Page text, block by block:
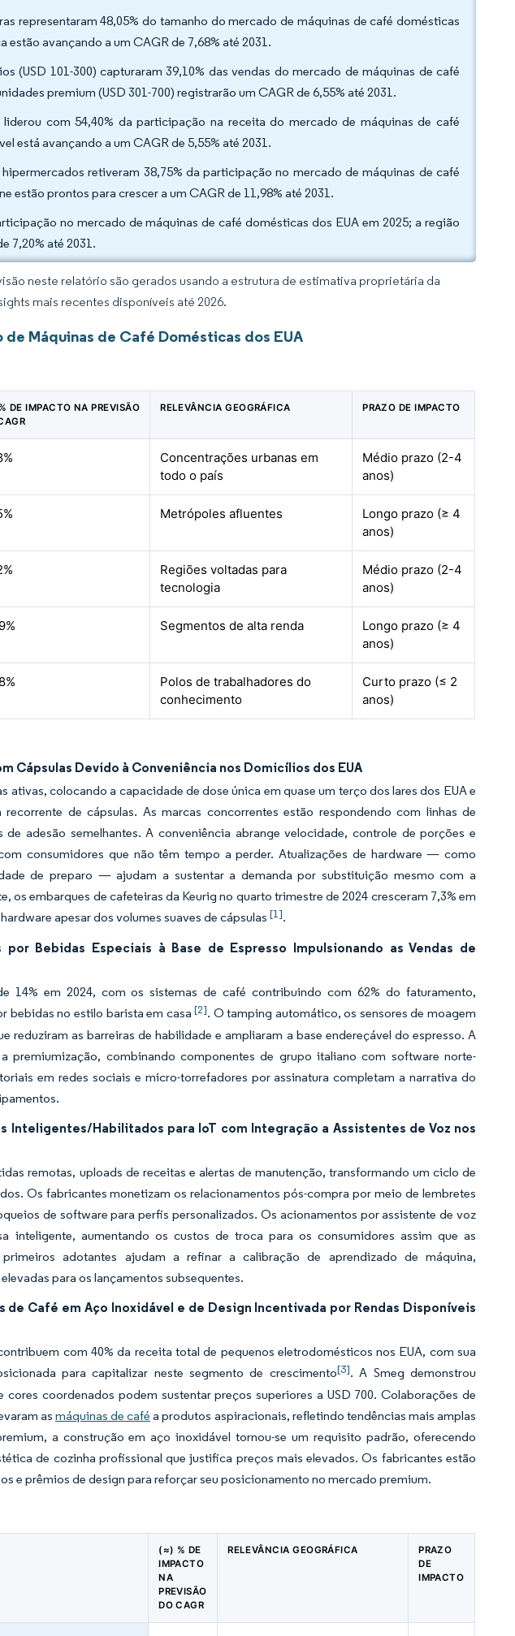
representaram 48,05% do tamanho do mercado de máquinas de café domésticas
estão avançando a um CAGR de 7,68% até 2031.
(USD 101-300) capturaram 39,10% das vendas do mercado de máquinas de café
premium (USD 301-700) registrarão um CAGR de 6,55% até 2031.
com 54,40% da participação na receita do mercado de máquinas de café
está avançando a um CAGR de 5,55% até 2031.
retiveram 38,75% da participação no mercado de máquinas de café
estão prontos para crescer a um CAGR de 11,98% até 2031.
no mercado de máquinas de café domésticas dos EUA em 2025; a região
7,20% até 2031.
neste relatório são gerados usando a estrutura de estimativa proprietária da
mais recentes disponíveis até 2026.
Máquinas de Café Domésticas dos EUA
DE IMPACTO NA PREVISÃO
RELEVÂNCIA GEOGRÁFICA PRAZO DE IMPACTO
Concentrações urbanas em
todo o país
Médio prazo (2-4
anos)
Metrópoles afluentes
Longo prazo (≥ 4
anos)
Regiões voltadas para
tecnologia
Médio prazo (2-4
anos)
Segmentos de alta renda
Longo prazo (≥ 4
anos)
Polos de trabalhadores do
conhecimento
Curto prazo (≤ 2
anos)
Cápsulas Devido à Conveniência nos Domicílios dos EUA
ativas, colocando a capacidade de dose única em quase um terço dos lares dos EUA e
de cápsulas. As marcas concorrentes estão respondendo com linhas de
adesão semelhantes. A conveniência abrange velocidade, controle de porções e
consumidores que não têm tempo a perder. Atualizações de hardware — como
de preparo — ajudam a sustentar a demanda por substituição mesmo com a
os embarques de cafeteiras da Keurig no quarto trimestre de 2024 cresceram 7,3% em
apesar dos volumes suaves de cápsulas[1].
Bebidas Especiais à Base de Espresso Impulsionando as Vendas de
14% em 2024, com os sistemas de café contribuindo com 62% do faturamento,
bebidas no estilo barista em casa[2]. O tamping automático, os sensores de moagem
reduziram as barreiras de habilidade e ampliaram a base endereçável do espresso. A
premiumização, combinando componentes de grupo italiano com software norte-
em redes sociais e micro-torrefadores por assinatura completam a narrativa do
Habilitados para IoT com Integração a Assistentes de Voz nos
remotas, uploads de receitas e alertas de manutenção, transformando um ciclo de
Os fabricantes monetizam os relacionamentos pós-compra por meio de lembretes
de software para perfis personalizados. Os acionamentos por assistente de voz
inteligente, aumentando os custos de troca para os consumidores assim que as
adotantes ajudam a refinar a calibração de aprendizado de máquina,
para os lançamentos subsequentes.
de Café em Aço Inoxidável e de Design Incentivada por Rendas Disponíveis
com 40% da receita total de pequenos eletrodomésticos nos EUA, com sua
para capitalizar neste segmento de crescimento[3]. A Smeg demonstrou
coordenados podem sustentar preços superiores a USD 700. Colaborações de
as máquinas de café a produtos aspiracionais, refletindo tendências mais amplas
a construção em aço inoxidável tornou-se um requisito padrão, oferecendo
de cozinha profissional que justifica preços mais elevados. Os fabricantes estão
e prêmios de design para reforçar seu posicionamento no mercado premium.
(≈) % DE
IMPACTO
NA
PREVISÃO
DO CAGR
RELEVÂNCIA GEOGRÁFICA
PRAZO
DE
IMPACTO